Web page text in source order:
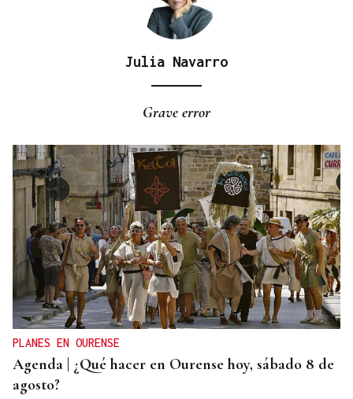
“cuando sea oportuno”
Julia Navarro
Grave error
PLANES EN OURENSE
Agenda | ¿Qué hacer en Ourense hoy, sábado 8 de
agosto?